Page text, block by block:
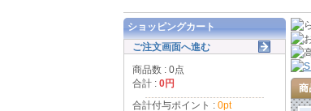
ショッピングカート
ご注文画面へ進む
商品数 : 0点
合計 : 0円
合計付与ポイント : 0pt